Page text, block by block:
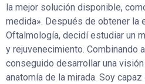
la mejor solución disponible,
medida». Después de obtener la
Oftalmología, decidí estudiar un
y rejuvenecimiento. Combinando
conseguido desarrollar una
anatomía de la mirada. Soy